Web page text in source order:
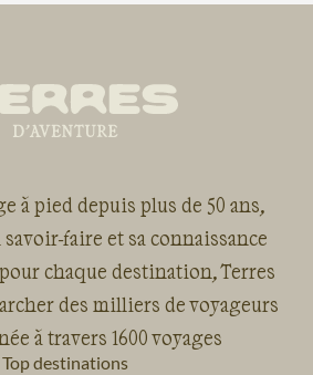
à pied depuis plus de 50 ans,
faire et sa connaissance
chaque destination, Terres
des milliers de voyageurs
à travers 1600 voyages
Top destinations